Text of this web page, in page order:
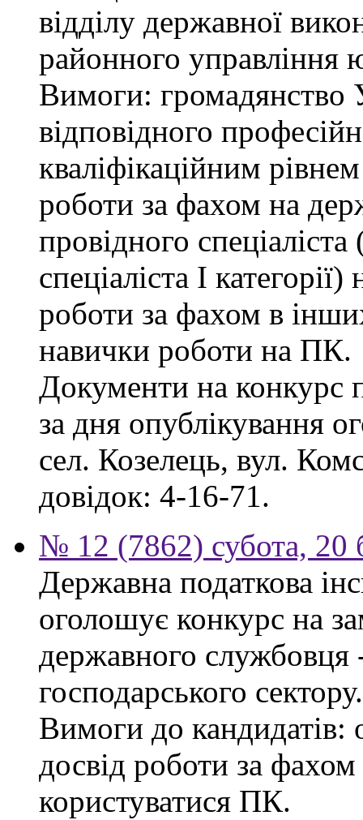
відділу державної
районного управління
Вимоги: громадянство
відповідного
кваліфікаційним
роботи за фахом на
провідного спеціаліста
спеціаліста І
роботи за фахом в
навички роботи на ПК.
Документи на конкурс
за дня опублікування
сел. Козелець, вул.
довідок: 4-16-71.
№ 12 (7862) субота, 20
Державна податкова
оголошує конкурс на
державного службовця
господарського сектору.
Вимоги до кандидатів:
досвід роботи за
користуватися ПК.